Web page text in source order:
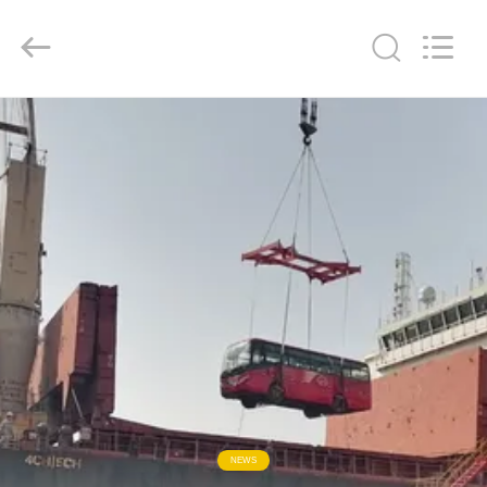
RUMAH
PRODUK
TENTANG
KAMI
TUR
PABRIK
KONTROL
LTD..
NEWS